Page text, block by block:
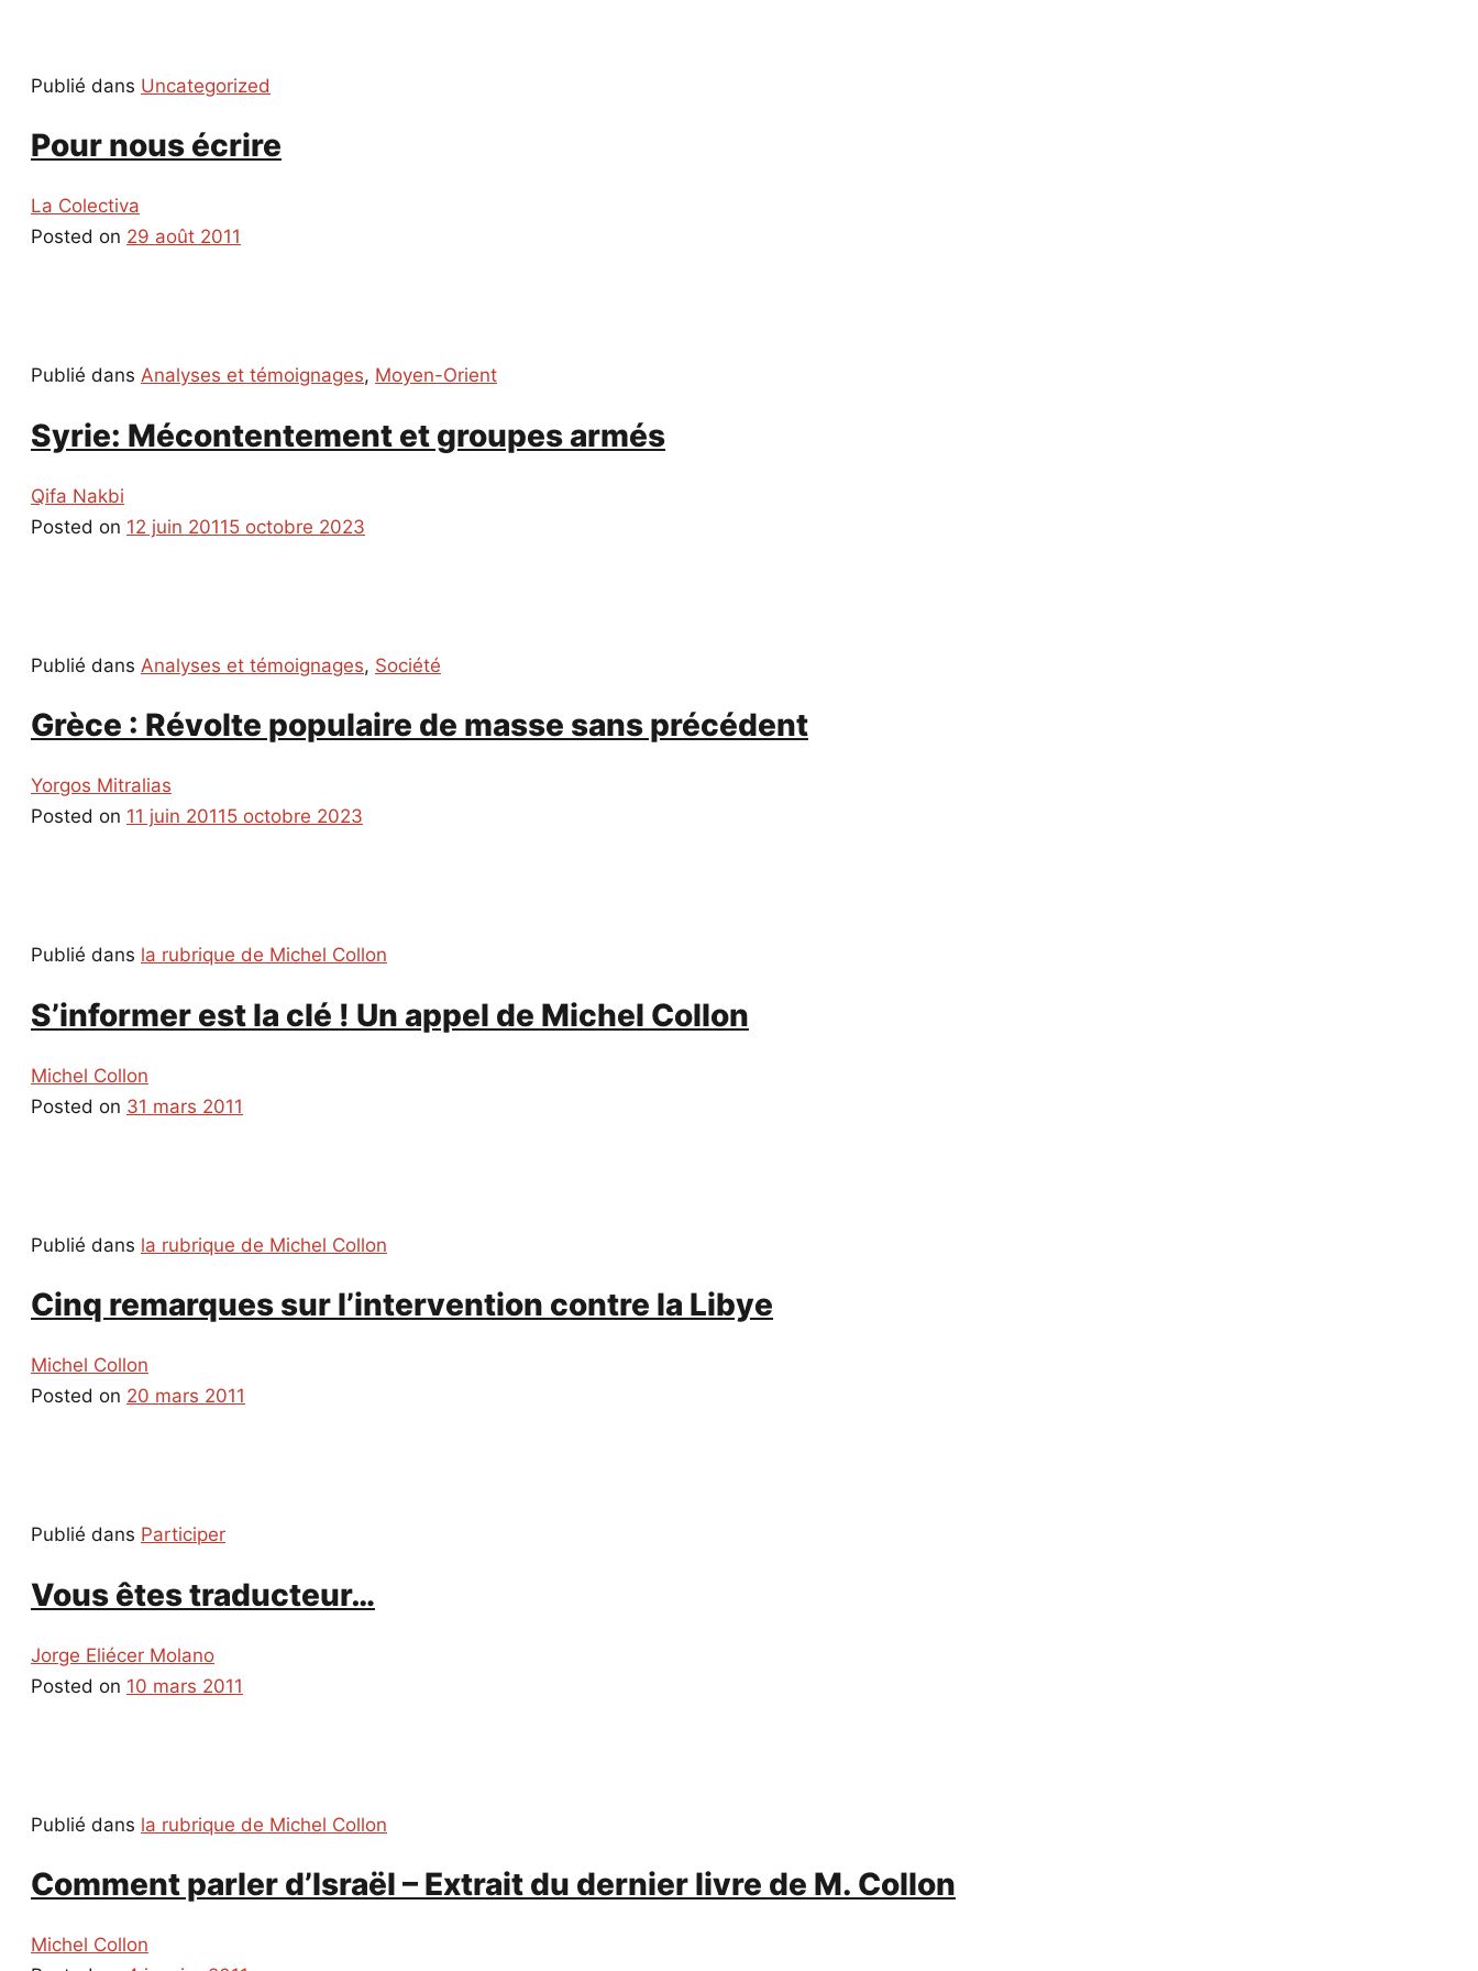
Publié dans Uncategorized
Pour nous écrire
La Colectiva
Posted on 29 août 2011
Publié dans Analyses et témoignages, Moyen-Orient
Syrie: Mécontentement et groupes armés
Qifa Nakbi
Posted on 12 juin 20115 octobre 2023
Publié dans Analyses et témoignages, Société
Grèce : Révolte populaire de masse sans précédent
Yorgos Mitralias
Posted on 11 juin 20115 octobre 2023
Publié dans la rubrique de Michel Collon
S’informer est la clé ! Un appel de Michel Collon
Michel Collon
Posted on 31 mars 2011
Publié dans la rubrique de Michel Collon
Cinq remarques sur l’intervention contre la Libye
Michel Collon
Posted on 20 mars 2011
Publié dans Participer
Vous êtes traducteur…
Jorge Eliécer Molano
Posted on 10 mars 2011
Publié dans la rubrique de Michel Collon
Comment parler d’Israël – Extrait du dernier livre de M. Collon
Michel Collon